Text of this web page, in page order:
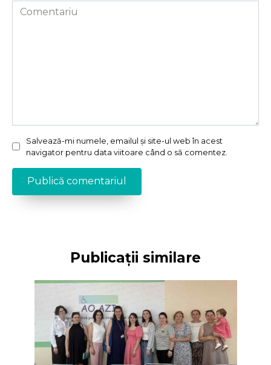
Comentariu
Salvează-mi numele, emailul și site-ul web în acest
navigator pentru data viitoare când o să comentez.
Publicații similare